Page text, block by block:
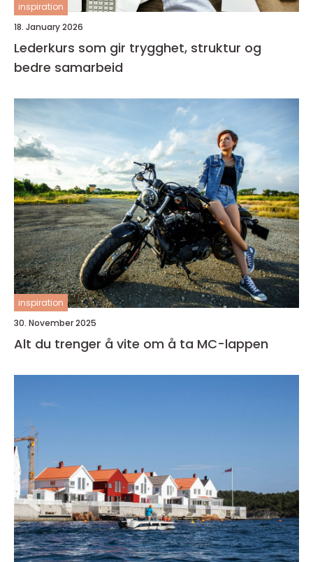
inspiration
18. January 2026
Lederkurs som gir trygghet, struktur og
bedre samarbeid
inspiration
30. November 2025
Alt du trenger å vite om å ta MC-lappen